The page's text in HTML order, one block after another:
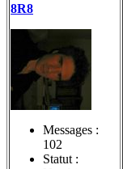
8R8
Messages :
102
Statut :